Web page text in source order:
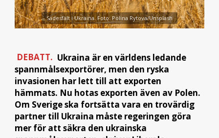
Sädesfält i Ukraina. Foto: Polina Rytova/Unsplash
DEBATT. Ukraina är en världens ledande
spannmålsexportörer, men den ryska
invasionen har lett till att exporten
hämmats. Nu hotas exporten även av Polen.
Om Sverige ska fortsätta vara en trovärdig
partner till Ukraina måste regeringen göra
mer för att säkra den ukrainska